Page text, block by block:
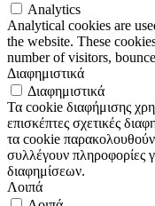
Analytics
Analytical cookies are
the website. These
number of visitors,
Διαφημιστικά
Διαφημιστικά
Τα cookie διαφήμισης
επισκέπτες σχετικές
τα cookie παρακολουθούν
συλλέγουν πληροφορίες
διαφημίσεων.
Λοιπά